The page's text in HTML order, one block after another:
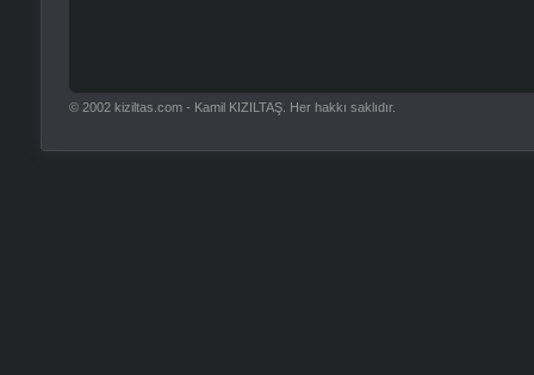
© 2002 kiziltas.com - Kamil KIZILTAŞ. Her hakkı saklıdır.